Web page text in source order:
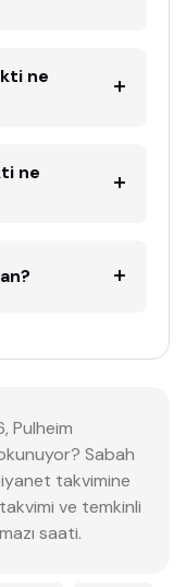
ne
ne
Pulheim
Sabah
takvimine
ve temkinli
saati.